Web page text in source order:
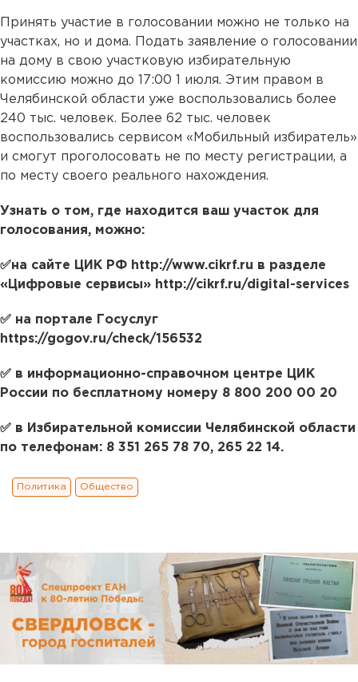
Принять участие в голосовании можно не только на
участках, но и дома. Подать заявление о голосовании
на дому в свою участковую избирательную
комиссию можно до 17:00 1 июля. Этим правом в
Челябинской области уже воспользовались более
240 тыс. человек. Более 62 тыс. человек
воспользовались сервисом «Мобильный избиратель»
и смогут проголосовать не по месту регистрации, а
по месту своего реального нахождения.
Узнать о том, где находится ваш участок для
голосования, можно:
✅на сайте ЦИК РФ http://www.cikrf.ru в разделе
«Цифровые сервисы» http://cikrf.ru/digital-services
✅ на портале Госуслуг
https://gogov.ru/check/156532
✅ в информационно-справочном центре ЦИК
России по бесплатному номеру 8 800 200 00 20
✅ в Избирательной комиссии Челябинской области
по телефонам: 8 351 265 78 70, 265 22 14.
Политика Общество